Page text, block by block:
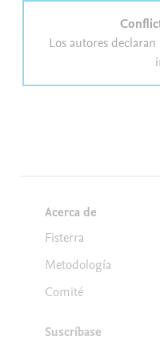
Los autores
Acerca de
Fisterra
Metodología
Comité
Suscríbase